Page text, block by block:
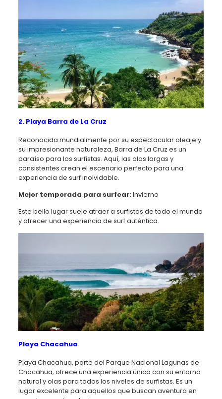
2. Playa Barra de La Cruz
Reconocida mundialmente por su espectacular oleaje y
su impresionante naturaleza, Barra de La Cruz es un
paraíso para los surfistas. Aquí, las olas largas y
consistentes crean el escenario perfecto para una
experiencia de surf inolvidable.
Mejor temporada para surfear:Invierno
Este bello lugar suele atraer a surfistas de todo el mundo
y ofrecer una experiencia de surf auténtica.
Playa Chacahua
Playa Chacahua, parte del Parque Nacional Lagunas de
Chacahua, ofrece una experiencia única con su entorno
natural y olas para todos los niveles de surfistas. Es un
lugar excelente para aquellos que buscan aventura en